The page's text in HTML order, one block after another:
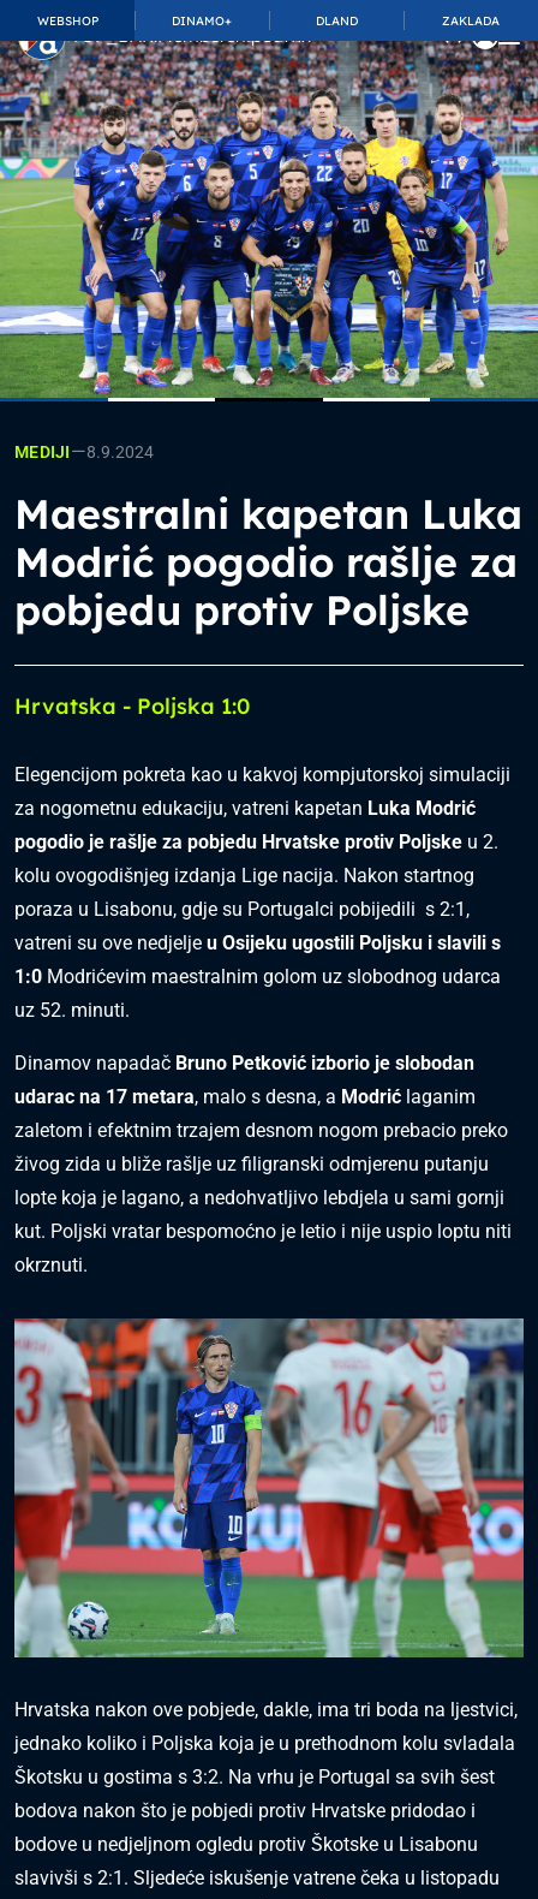
WEBSHOP DINAMO+ DLAND ZAKLADA
TOP_BAR.MembershipSuffix
MEDIJI—8.9.2024
Maestralni kapetan Luka
Modrić pogodio rašlje za
pobjedu protiv Poljske
Hrvatska - Poljska 1:0
Elegencijom pokreta kao u kakvoj kompjutorskoj simulaciji
za nogometnu edukaciju, vatreni kapetan Luka Modrić
pogodio je rašlje za pobjedu Hrvatske protiv Poljske u 2.
kolu ovogodišnjeg izdanja Lige nacija. Nakon startnog
poraza u Lisabonu, gdje su Portugalci pobijedili s 2:1,
vatreni su ove nedjelje u Osijeku ugostili Poljsku i slavili s
1:0 Modrićevim maestralnim golom uz slobodnog udarca
uz 52. minuti.
Dinamov napadač Bruno Petković izborio je slobodan
udarac na 17 metara, malo s desna, a Modrić laganim
zaletom i efektnim trzajem desnom nogom prebacio preko
živog zida u bliže rašlje uz filigranski odmjerenu putanju
lopte koja je lagano, a nedohvatljivo lebdjela u sami gornji
kut. Poljski vratar bespomoćno je letio i nije uspio loptu niti
okrznuti.
Hrvatska nakon ove pobjede, dakle, ima tri boda na ljestvici,
jednako koliko i Poljska koja je u prethodnom kolu svladala
Škotsku u gostima s 3:2. Na vrhu je Portugal sa svih šest
bodova nakon što je pobjedi protiv Hrvatske pridodao i
bodove u nedjeljnom ogledu protiv Škotske u Lisabonu
slavivši s 2:1. Sljedeće iskušenje vatrene čeka u listopadu